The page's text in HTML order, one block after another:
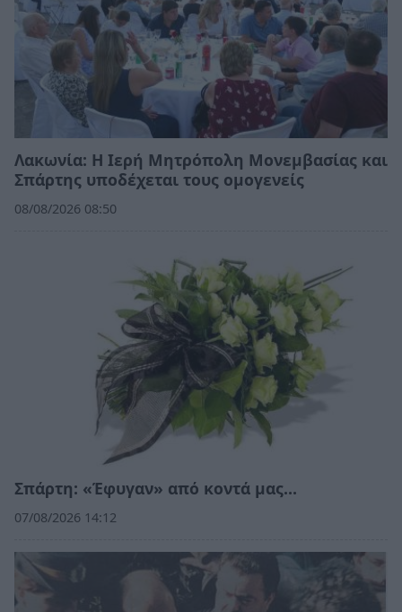
Λακωνία: Η Ιερή Μητρόπολη Μονεμβασίας και
Σπάρτης υποδέχεται τους ομογενείς
08/08/2026 08:50
Σπάρτη: «Έφυγαν» από κοντά μας…
07/08/2026 14:12